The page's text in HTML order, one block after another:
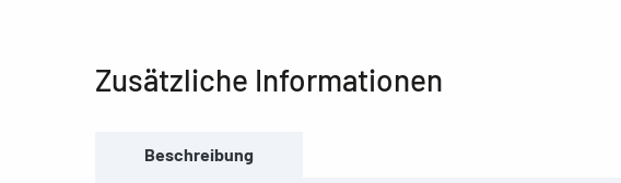
Zusätzliche Informationen
Beschreibung